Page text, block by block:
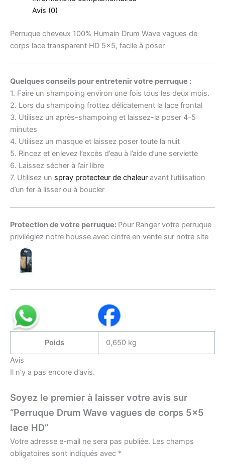
Avis (0)
Perruque cheveux 100% Humain Drum Wave vagues de
corps lace transparent HD 5×5, facile à poser
Quelques conseils pour entretenir votre perruque :
1. Faire un shampoing environ une fois tous les deux mois.
2. Lors du shampoing frottez délicatement la lace frontal
3. Utilisez un après-shampoing et laissez-la poser 4-5
minutes
4. Utilisez un masque et laissez poser toute la nuit
5. Rincez et enlevez l’excès d’eau à l’aide d’une serviette
6. Laissez sécher à l’air libre
7. Utilisez un spray protecteur de chaleur avant l’utilisation
d’un fer à lisser ou à boucler
Protection de votre perruque: Pour Ranger votre perruque
privilégiez notre housse avec cintre en vente sur notre site
Poids
0,650 kg
Avis
Il n’y a pas encore d’avis.
Soyez le premier à laisser votre avis sur
“Perruque Drum Wave vagues de corps 5×5
lace HD”
Votre adresse e-mail ne sera pas publiée. Les champs
obligatoires sont indiqués avec *